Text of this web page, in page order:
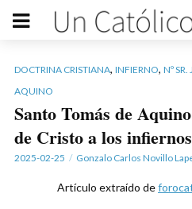
DOCTRINA CRISTIANA, INFIERNO, Nº SR.
AQUINO
Santo Tomás de
de Cristo a los
2025-02-25 Gonzalo Carlos Novillo
Artículo extraído de